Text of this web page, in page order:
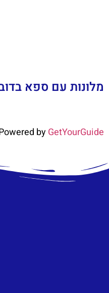
מלונות עם ספא
byGetYourGuide